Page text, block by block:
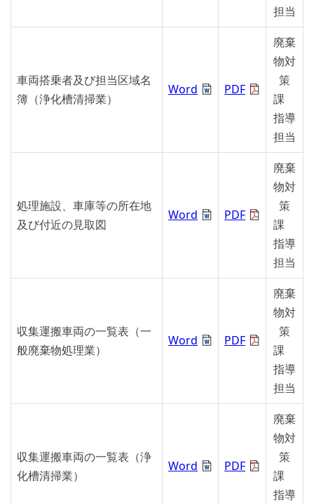
担当
車両搭乗者及び担当区域名
簿（浄化槽清掃業）
Word PDF
廃棄
物対
策
課
指導
担当
処理施設、車庫等の所在地
及び付近の見取図
Word PDF
廃棄
物対
策
課
指導
担当
収集運搬車両の一覧表（一
般廃棄物処理業）
Word PDF
廃棄
物対
策
課
指導
担当
収集運搬車両の一覧表（浄
化槽清掃業）
Word PDF
廃棄
物対
策
課
指導